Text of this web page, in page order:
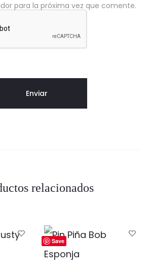
para la próxima vez que comente.
relacionados
Save